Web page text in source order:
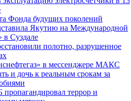
Фонда будущих поколений
Якутию на Международной
Суздале
полотно, разрушенное
в мессенджере МАКС
и дочь к реальным срокам за
террор и